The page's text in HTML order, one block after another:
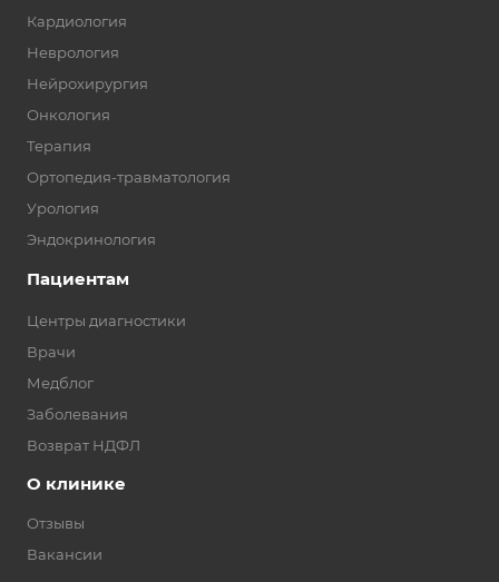
Кардиология
Неврология
Нейрохирургия
Онкология
Терапия
Ортопедия-травматология
Урология
Эндокринология
Пациентам
Центры диагностики
Врачи
Медблог
Заболевания
Возврат НДФЛ
О клинике
Отзывы
Вакансии